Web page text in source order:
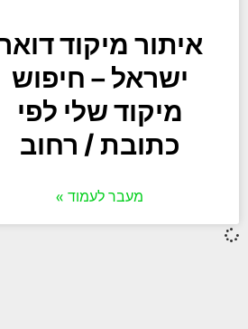
איתור מיקוד
ישראל – חיפוש
מיקוד שלי לפי
כתובת / רחוב
מעבר לעמוד »